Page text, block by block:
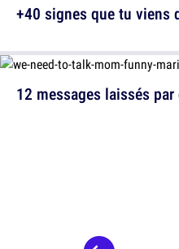
12 messages laissés
+40 signes que tu viens